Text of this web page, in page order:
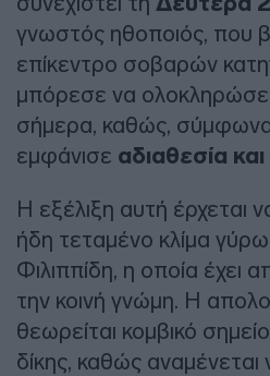
γνωστός ηθοποιός, που
επίκεντρο σοβαρών
μπόρεσε να ολοκληρώσει
σήμερα, καθώς,
εμφάνισε αδιαθεσία
Η εξέλιξη αυτή έρχεται
ήδη τεταμένο κλίμα
Φιλιππίδη, η οποία έχει
την κοινή γνώμη. Η
θεωρείται κομβικό
δίκης, καθώς αναμένεται